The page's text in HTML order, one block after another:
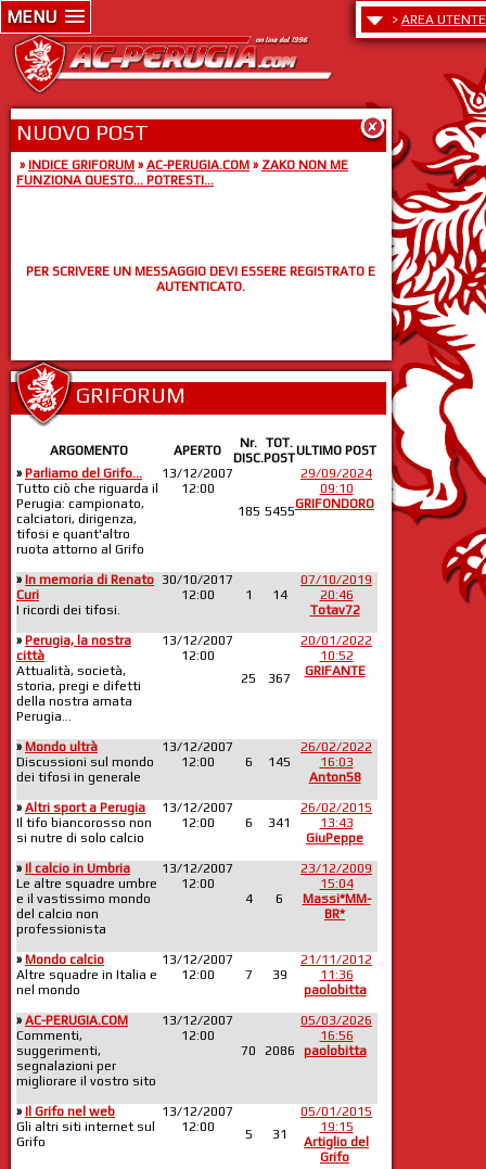
MENU > AREA UTENTE
NUOVO POST
» INDICE GRIFORUM » AC-PERUGIA.COM » ZAKO NON ME
FUNZIONA QUESTO... POTRESTI...
PER SCRIVERE UN MESSAGGIO DEVI ESSERE REGISTRATO E
AUTENTICATO.
GRIFORUM
ARGOMENTO APERTO
Nr.
DISC.
TOT.
POSTULTIMO POST
» Parliamo del Grifo...
Tutto ciò che riguarda il
Perugia: campionato,
calciatori, dirigenza,
tifosi e quant'altro
ruota attorno al Grifo
13/12/2007
12:00
185 5455
29/09/2024
09:10
GRIFONDORO
» In memoria di Renato
Curi
I ricordi dei tifosi.
30/10/2017
12:00
1 14
07/10/2019
20:46
Totav72
» Perugia, la nostra
città
Attualità, società,
storia, pregi e difetti
della nostra amata
Perugia...
13/12/2007
12:00
25
367
20/01/2022
10:52
GRIFANTE
» Mondo ultrà
Discussioni sul mondo
dei tifosi in generale
13/12/2007
12:00
6 145
26/02/2022
16:03
Anton58
» Altri sport a Perugia
Il tifo biancorosso non
si nutre di solo calcio
13/12/2007
12:00
6 341
26/02/2015
13:43
GiuPeppe
» Il calcio in Umbria
Le altre squadre umbre
e il vastissimo mondo
del calcio non
professionista
13/12/2007
12:00
4
6
23/12/2009
15:04
Massi*MM-
BR*
» Mondo calcio
Altre squadre in Italia e
nel mondo
13/12/2007
12:00
7 39
21/11/2012
11:36
paolobitta
» AC-PERUGIA.COM
Commenti,
suggerimenti,
segnalazioni per
migliorare il vostro sito
13/12/2007
12:00
70
2086
05/03/2026
16:56
paolobitta
» Il Grifo nel web
Gli altri siti internet sul
Grifo
13/12/2007
12:00
5 31
05/01/2015
19:15
Artiglio del
Grifo